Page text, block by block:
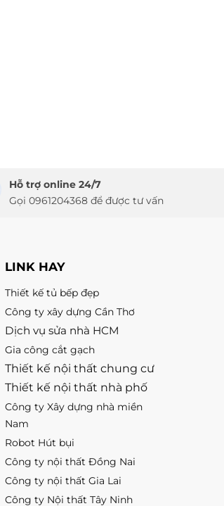
Hỗ trợ online 24/7
Gọi 0961204368 để được tư vấn
LINK HAY
Thiết kế tủ bếp đẹp
Công ty xây dựng Cần Thơ
Dịch vụ sửa nhà HCM
Gia công cắt gạch
Thiết kế nội thất chung cư
Thiết kế nội thất nhà phố
Công ty Xây dựng nhà miền
Nam
Robot Hút bụi
Công ty nội thất Đồng Nai
Công ty nội thất Gia Lai
Công ty Nội thất Tây Ninh